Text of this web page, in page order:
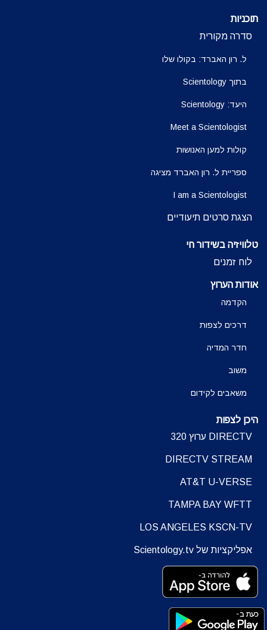
תוכניות
סדרה מקורית
ל. רון האברד: בקולו שלו
בתוך Scientology
היעד: Scientology
Meet a Scientologist
קולות למען האנושות
ספריית ל. רון האברד מציגה
I am a Scientologist
הצגת סרטים תיעודיים
טלוויזיה בשידור חי
לוח זמנים
אודות הערוץ
הקדמה
דרכים לצפות
חדר המדיה
משוב
משאבים לקידום
היכן לצפות
DIRECTV ערוץ 320
DIRECTV STREAM
AT&T U-VERSE
TAMPA BAY WFTT
LOS ANGELES KSCN-TV
אפליקציות של Scientology.tv